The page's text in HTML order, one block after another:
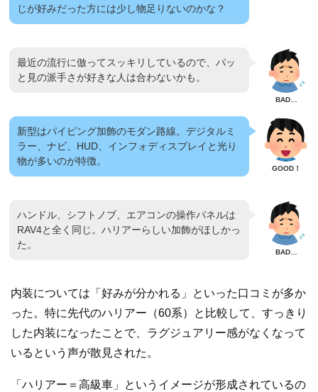
じが好みだった方には少し物足りないのかな？
最近の流行に倣ってスッキリしているので、パッ
と見の派手さが好きな人は合わないかも。
新型はパイピング加飾のモダン路線。デジタルミ
ラー、ナビ、HUD、インフォディスプレイと光り
物が多いのが特徴。
ハンドル、シフトノブ、エアコンの操作パネルは
RAV4と全く同じ。ハリアーらしい加飾がほしかっ
た。
内装については「好みが分かれる」といった口コミが多か
った。特に先代のハリアー（60系）と比較して、すっきり
した内装になったことで、ラグジュアリー感がなくなって
いるという声が散見された。
「ハリアー＝高級車」というイメージが形成されているの